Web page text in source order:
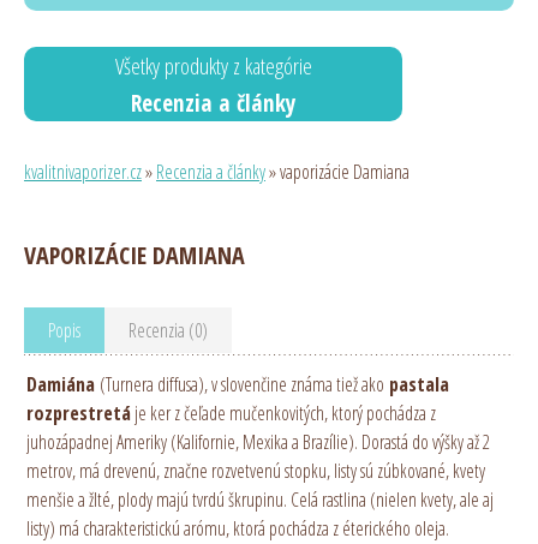
Všetky produkty z kategórie
Recenzia a články
kvalitnivaporizer.cz»Recenzia a články» vaporizácie Damiana
VAPORIZÁCIE DAMIANA
Popis Recenzia (0)
Damiána (Turnera diffusa), v slovenčine známa tiež ako pastala
rozprestretáje ker z čeľade mučenkovitých, ktorý pochádza z
juhozápadnej Ameriky (Kalifornie, Mexika a Brazílie). Dorastá do výšky až 2
metrov, má drevenú, značne rozvetvenú stopku, listy sú zúbkované, kvety
menšie a žlté, plody majú tvrdú škrupinu. Celá rastlina (nielen kvety, ale aj
listy) má charakteristickú arómu, ktorá pochádza z éterického oleja.